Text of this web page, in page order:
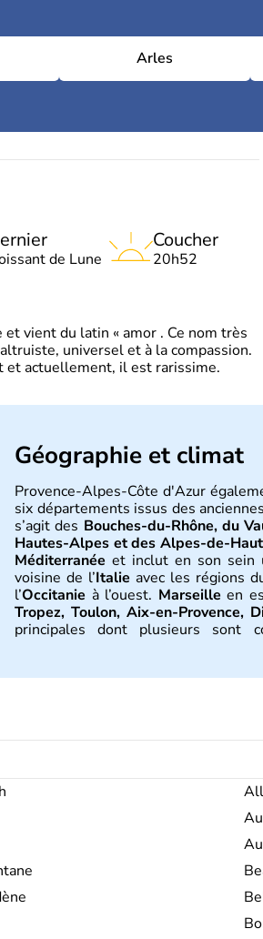
Arles
de Lune
Coucher
20h52
vient du latin « amor . Ce nom très
universel et à la compassion.
et actuellement, il est rarissime.
Géographie et climat
Provence-Alpes-Côte d'Azur
six départements issus des
s’agit des Bouches-du-Rhône, du
Hautes-Alpes et des Alpes-de-
Méditerranée et inclut en son sein
voisine de l’Italie avec les régions
l’Occitanie à l’ouest. Marseille en
Tropez, Toulon, Aix-en-Provence,
principales dont plusieurs sont
Son histoire commence par la
et
littoral de la Côte d'Azur
balnéaires modernes, fréquentées
l'arrivée du chemin de fer dans le
20ème siècle, la
a été
comme
, puis